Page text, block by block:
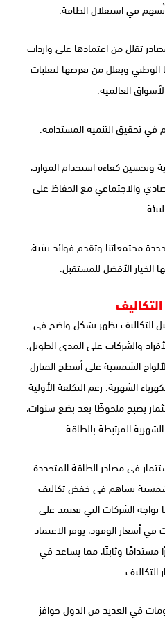
تُسهم في استقلال الطاقة.
تقلل من اعتمادها على واردات
الوطني ويقلل من تعرضها لتقلبات
العالمية.
في تحقيق التنمية المستدامة.
وتحسين كفاءة استخدام الموارد،
والاجتماعي مع الحفاظ على
مجتمعاتنا وتقدم فوائد بيئية،
الخيار الأفضل للمستقبل.
التكاليف يظهر بشكل واضح في
والشركات على المدى الطويل.
الشمسية على أسطح المنازل
الشهرية. رغم التكلفة الأولية
يصبح ملحوظًا بعد بضع سنوات،
المرتبطة بالطاقة.
في مصادر الطاقة المتجددة
يساهم في خفض تكاليف
الشركات التي تعتمد على
في أسعار الوقود، يوفر الاعتماد
مستدامًا وثابتًا، مما يساعد في
التكاليف.
في العديد من الدول حوافز